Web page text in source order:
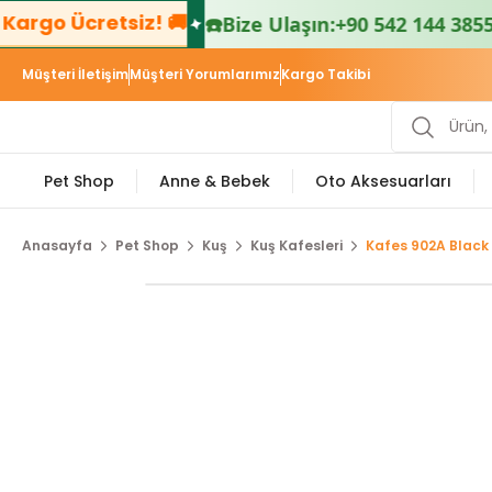
Ücretsiz! 🚚 ☎️Bize Ulaşın:+90 542 144 3855
Müşteri İletişimMüşteri YorumlarımızKargo Takibi
Pet Shop Anne & Bebek Oto Aksesuarları
Anasayfa Pet Shop Kuş Kuş Kafesleri Kafes 902A Black